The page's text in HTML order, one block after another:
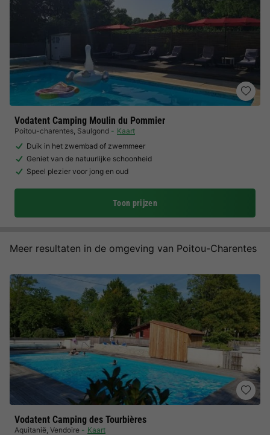
Vodatent Camping Moulin du Pommier
Poitou-charentes, Saulgond
Kaart
Duik in het zwembad of zwemmeer
Geniet van de natuurlijke schoonheid
Speel plezier voor jong en oud
Toon prijzen
Meer resultaten in de omgeving van Poitou-Charentes
Vodatent Camping des Tourbières
Aquitanië, Vendoire
Kaart